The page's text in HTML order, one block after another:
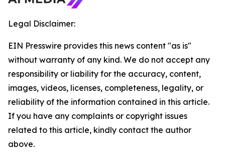
Legal Disclaimer:
EIN Presswire provides this news content "as is"
without warranty of any kind. We do not accept any
responsibility or liability for the accuracy, content,
images, videos, licenses, completeness, legality, or
reliability of the information contained in this article.
If you have any complaints or copyright issues
related to this article, kindly contact the author
above.